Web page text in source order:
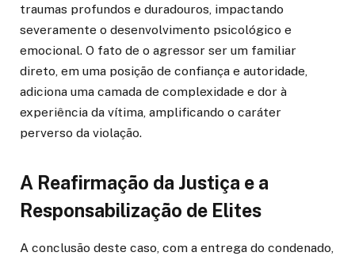
traumas profundos e duradouros, impactando
severamente o desenvolvimento psicológico e
emocional. O fato de o agressor ser um familiar
direto, em uma posição de confiança e autoridade,
adiciona uma camada de complexidade e dor à
experiência da vítima, amplificando o caráter
perverso da violação.
A Reafirmação da Justiça e a
Responsabilização de Elites
A conclusão deste caso, com a entrega do condenado,